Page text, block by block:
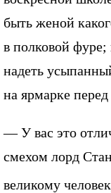
быть женой
в полковой фуре;
надеть
на ярмарке
— У вас это
смехом лорд
великому